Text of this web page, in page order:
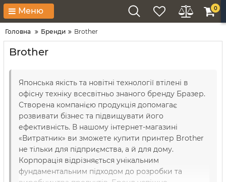
Меню 0
Головна Бренди Brother
Brother
­Японська якість та новітні технології втілені в
офісну техніку всесвітньо знаного бренду Бразер.
Створена компанією продукція допомагає
розвивати бізнес та підвищувати його
ефективність. В нашому інтернет-магазині
«Витратник» ви зможете купити принтер Brother
не тільки для підприємства, а й для дому.
Корпорація відрізняється унікальним
фундаментальним підходом до розробки та